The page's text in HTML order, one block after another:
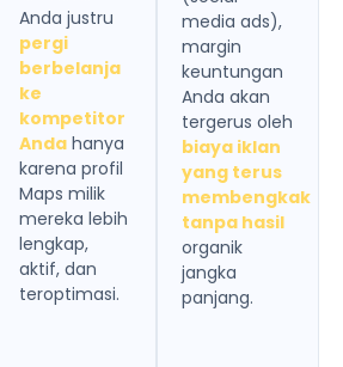
Anda justru
pergi
berbelanja
ke
kompetitor
Anda hanya
karena profil
Maps milik
mereka lebih
lengkap,
aktif, dan
teroptimasi.
media ads),
margin
keuntungan
Anda akan
tergerus oleh
biaya iklan
yang terus
membengkak
tanpa hasil
organik
jangka
panjang.